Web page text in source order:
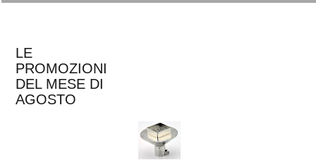
LE
PROMOZIONI
DEL MESE DI
AGOSTO